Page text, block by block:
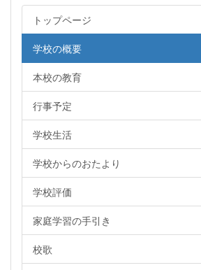
トップページ
学校の概要
本校の教育
行事予定
学校生活
学校からのおたより
学校評価
家庭学習の手引き
校歌